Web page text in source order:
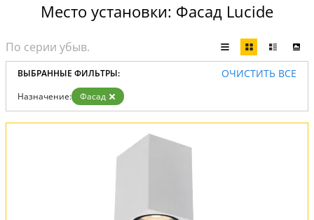
Место установки: Фасад Lucide
ВЫБРАННЫЕ ФИЛЬТРЫ: ОЧИСТИТЬ ВСЕ
Назначение: Фасад